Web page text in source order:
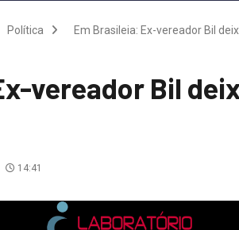
Política Em Brasileia: Ex-vereador Bil
vereador Bil
14:41